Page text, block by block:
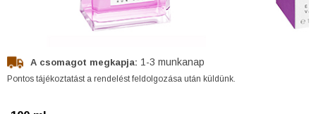
A csomagot megkapja: 1-3 munkanap
Pontos tájékoztatást a rendelést feldolgozása után küldünk.